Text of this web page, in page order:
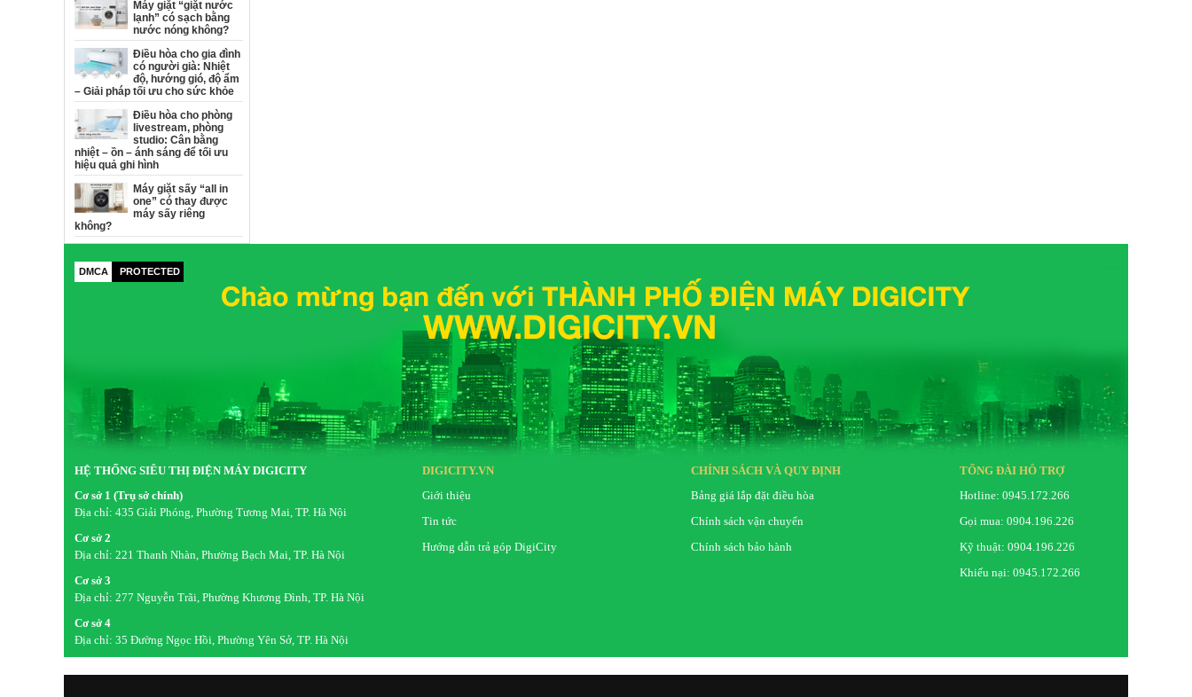
Máy giặt “giặt nước
lạnh” có sạch bằng
nước nóng không?
Điều hòa cho gia đình
có người già: Nhiệt
độ, hướng gió, độ ẩm
– Giải pháp tối ưu cho sức khỏe
Điều hòa cho phòng
livestream, phòng
studio: Cân bằng
nhiệt – ồn – ánh sáng để tối ưu
hiệu quả ghi hình
Máy giặt sấy “all in
one” có thay được
máy sấy riêng
không?
DMCA PROTECTED
HỆ THỐNG SIÊU THỊ ĐIỆN MÁY DIGICITY
Cơ sở 1 (Trụ sở chính)
Địa chỉ: 435 Giải Phóng, Phường Tương Mai, TP. Hà Nội
Cơ sở 2
Địa chỉ: 221 Thanh Nhàn, Phường Bạch Mai, TP. Hà Nội
Cơ sở 3
Địa chỉ: 277 Nguyễn Trãi, Phường Khương Đình, TP. Hà Nội
Cơ sở 4
Địa chỉ: 35 Đường Ngọc Hồi, Phường Yên Sở, TP. Hà Nội
DIGICITY.VN
Giới thiệu
Tin tức
Hướng dẫn trả góp DigiCity
CHÍNH SÁCH VÀ QUY ĐỊNH
Bảng giá lắp đặt điều hòa
Chính sách vận chuyển
Chính sách bảo hành
TỔNG ĐÀI HỖ TRỢ
Hotline: 0945.172.266
Gọi mua: 0904.196.226
Kỹ thuật: 0904.196.226
Khiếu nại: 0945.172.266